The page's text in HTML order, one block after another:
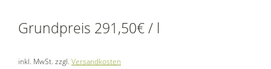
Grundpreis 291,50€/ l
inkl. MwSt. zzgl. Versandkosten